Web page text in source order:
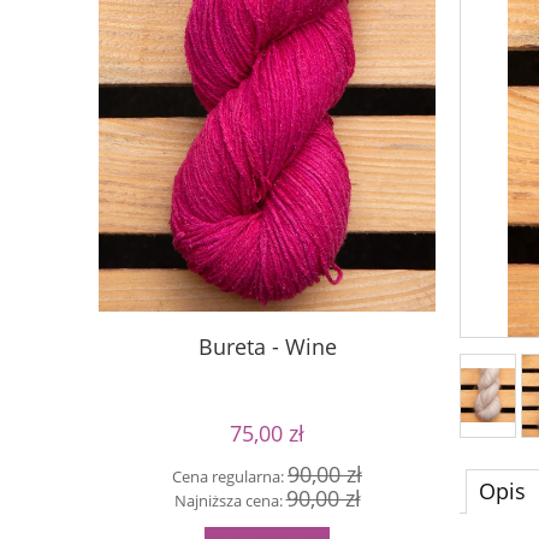
Bureta - Wine
75,00 zł
Cena regularna:90,00 zł
Najniższa cena:90,00 zł Opis